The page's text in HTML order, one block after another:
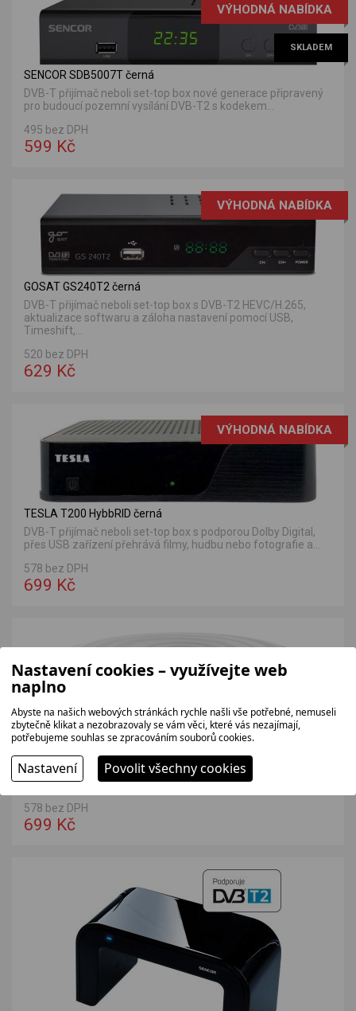
VÝHODNÁ NABÍDKA
SKLADEM
SENCOR SDB5007T černá
DVB-T přijímač neboli set-top box nové generace připravený
pro budoucí pozemní vysílání DVB-T2 s kodekem...
495 bez DPH
599 Kč
VÝHODNÁ NABÍDKA
GOSAT GS240T2 černá
DVB-T přijímač neboli set-top box s DVB-T2 HEVC/H.265,
aktualizace softwaru a záloha nastavení pomocí USB,
Timeshift,...
520 bez DPH
629 Kč
VÝHODNÁ NABÍDKA
TESLA T200 HybbRID černá
DVB-T přijímač neboli set-top box s podporou Dolby Digital,
přes USB zařízení přehrává filmy, hudbu nebo fotografie a...
578 bez DPH
699 Kč
SENCOR SDA-532 bílá
Venkovní DVB-T2/T/DAB anténa má integrovaný filtr 5G LTE,
odolné proti UV záření, připojení přes F-konektor a 2...
578 bez DPH
699 Kč
Nastavení cookies – využívejte web
naplno
Abyste na našich webových stránkách rychle našli vše potřebné, nemuseli
zbytečně klikat a nezobrazovaly se vám věci, které vás nezajímají,
potřebujeme souhlas se zpracováním souborů cookies.
Nastavení Povolit všechny cookies